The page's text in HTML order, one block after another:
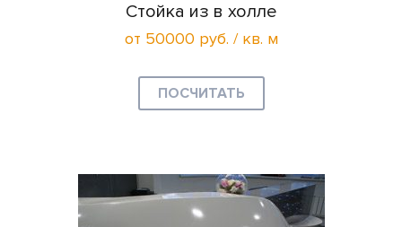
Стойка из в холле
от 50000 руб. / кв. м
ПОСЧИТАТЬ